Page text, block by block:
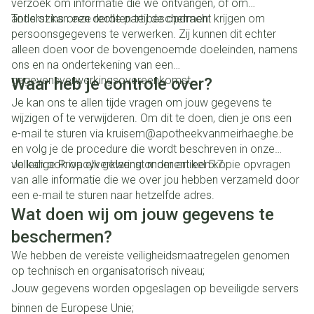
verzoek om informatie die we ontvangen, of om
anderszins onze rechten te beschermen.
Tot slot kan een derde partij de opdracht krijgen om
persoonsgegevens te verwerken. Zij kunnen dit echter
alleen doen voor de bovengenoemde doeleinden, namens
ons en na ondertekening van een
gegevensverwerkingsovereenkomst.
Waar heb je controle over?
Je kan ons te allen tijde vragen om jouw gegevens te
wijzigen of te verwijderen. Om dit te doen, dien je ons een
e-mail te sturen via kruisem@apotheekvanmeirhaeghe.be
en volg je de procedure die wordt beschreven in onze
volledige Privacyverklaring onder artikel 5.7.
Je kan ook op elk gewenst moment een kopie opvragen
van alle informatie die we over jou hebben verzameld door
een e-mail te sturen naar hetzelfde adres.
Wat doen wij om jouw gegevens te
beschermen?
We hebben de vereiste veiligheidsmaatregelen genomen
op technisch en organisatorisch niveau;
Jouw gegevens worden opgeslagen op beveiligde servers
binnen de Europese Unie;